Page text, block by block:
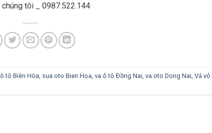
tôi _ 0987.522.144
tô Biên Hòa sua oto Bien Hoa va ô tô Đồng Nai va oto Dong Nai Vá vỏ